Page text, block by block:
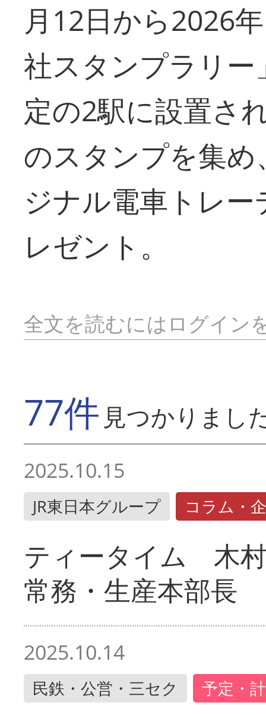
月12日から2026
社スタンプラリ
定の2駅に設置さ
のスタンプを集
ジナル電車トレ
レゼント。
全文を読むにはログイン
77件 見つかりまし
2025.10.15
JR東日本グループ コラム・
ティータイム 木
常務・生産本部長
2025.10.14
民鉄・公営・三セク 予定・